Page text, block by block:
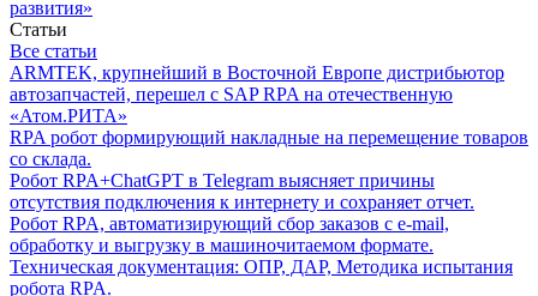
развития»
Статьи
Все статьи
ARMTEK, крупнейший в Восточной Европе дистрибьютор
автозапчастей, перешел с SAP RPA на отечественную
«Атом.РИТА»
RPA робот формирующий накладные на перемещение товаров
со склада.
Робот RPA+ChatGPT в Telegram выясняет причины
отсутствия подключения к интернету и сохраняет отчет.
Робот RPA, автоматизирующий сбор заказов с e-mail,
обработку и выгрузку в машиночитаемом формате.
Техническая документация: ОПР, ДАР, Методика испытания
робота RPA.